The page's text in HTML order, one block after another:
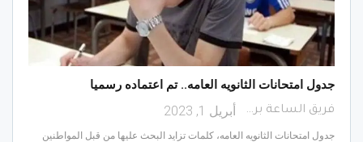
جدول امتحانات الثانويه العامه.. تم اعتماده رسميا
فريق الساعة برس أبريل 1, 2023
جدول امتحانات الثانويه العامه، كلمات تزايد البحث عليها من قبل المواطنين